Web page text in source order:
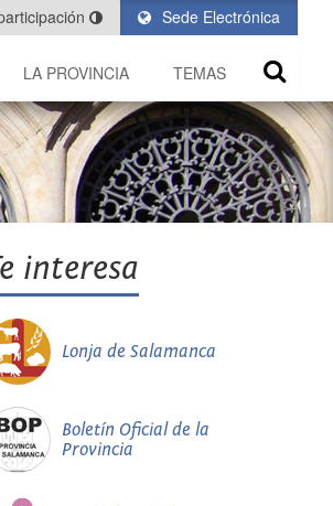
Sede Electrónica
LA PROVINCIA TEMAS
interesa
Lonja de Salamanca
Boletín Oficial de la
Provincia